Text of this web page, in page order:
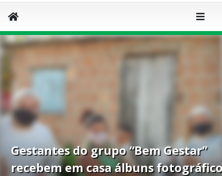
Gestantes do grupo “Bem Gestar”
recebem em casa álbuns